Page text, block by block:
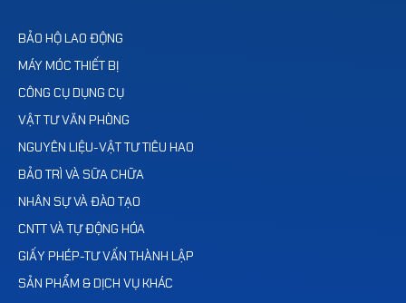
BẢO HỘ LAO ĐỘNG
MÁY MÓC THIẾT BỊ
CÔNG CỤ DỤNG CỤ
VẬT TƯ VĂN PHÒNG
NGUYÊN LIỆU-VẬT TƯ TIÊU HAO
BẢO TRÌ VÀ SỮA CHỮA
NHÂN SỰ VÀ ĐÀO TẠO
CNTT VÀ TỰ ĐỘNG HÓA
GIẤY PHÉP-TƯ VẤN THÀNH LẬP
SẢN PHẨM & DỊCH VỤ KHÁC